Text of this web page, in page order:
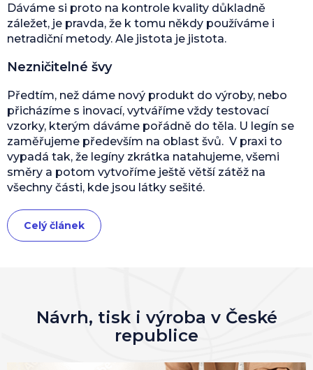
Dáváme si proto na kontrole kvality důkladně
záležet, je pravda, že k tomu někdy používáme i
netradiční metody. Ale jistota je jistota.
Nezničitelné švy
Předtím, než dáme nový produkt do výroby, nebo
přicházíme s inovací, vytváříme vždy testovací
vzorky, kterým dáváme pořádně do těla. U legín se
zaměřujeme především na oblast švů. V praxi to
vypadá tak, že legíny zkrátka natahujeme, všemi
směry a potom vytvoříme ještě větší zátěž na
všechny části, kde jsou látky sešité.
Celý článek
Návrh, tisk i výroba v České
republice